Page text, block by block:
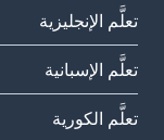
تعلَّم الإنجليزية
تعلَّم الإسبانية
تعلَّم الكورية